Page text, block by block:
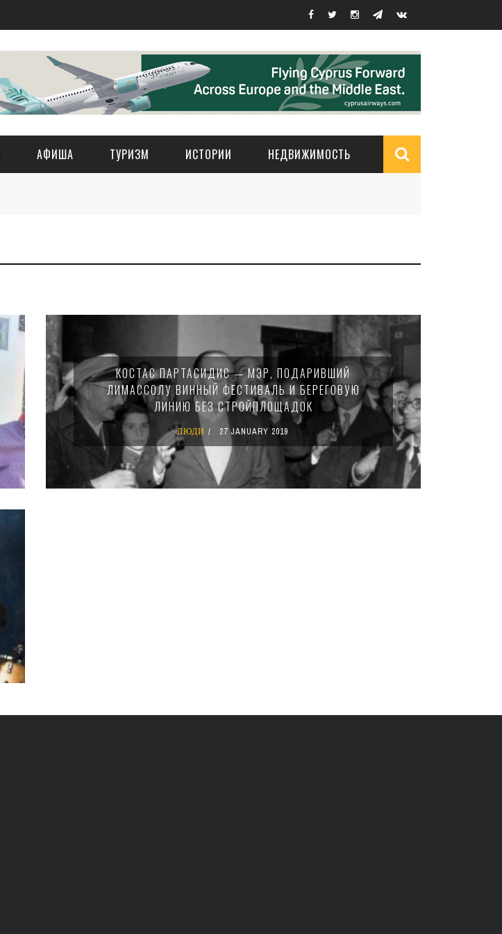
АФИША ТУРИЗМ ИСТОРИИ НЕДВИЖИМОСТЬ
КОСТАС ПАРТАСИДИС — МЭР, ПОДАРИВШИЙ
ЛИМАССОЛУ ВИННЫЙ ФЕСТИВАЛЬ И БЕРЕГОВУЮ
ЛИНИЮ БЕЗ СТРОЙПЛОЩАДОК
ЛЮДИ 27 JANUARY 2019